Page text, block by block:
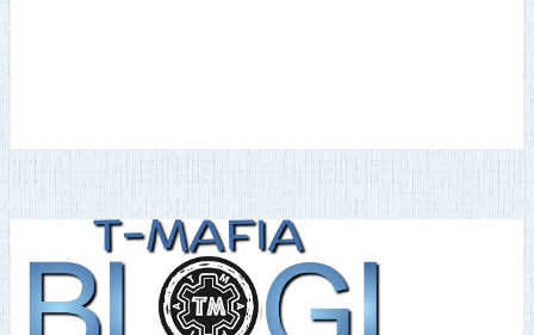
valinnat
tuotteen
sivulla.